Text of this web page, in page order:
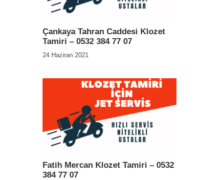
Çankaya Tahran Caddesi Klozet
Tamiri – 0532 384 77 07
24 Haziran 2021
Fatih Mercan Klozet Tamiri – 0532
384 77 07